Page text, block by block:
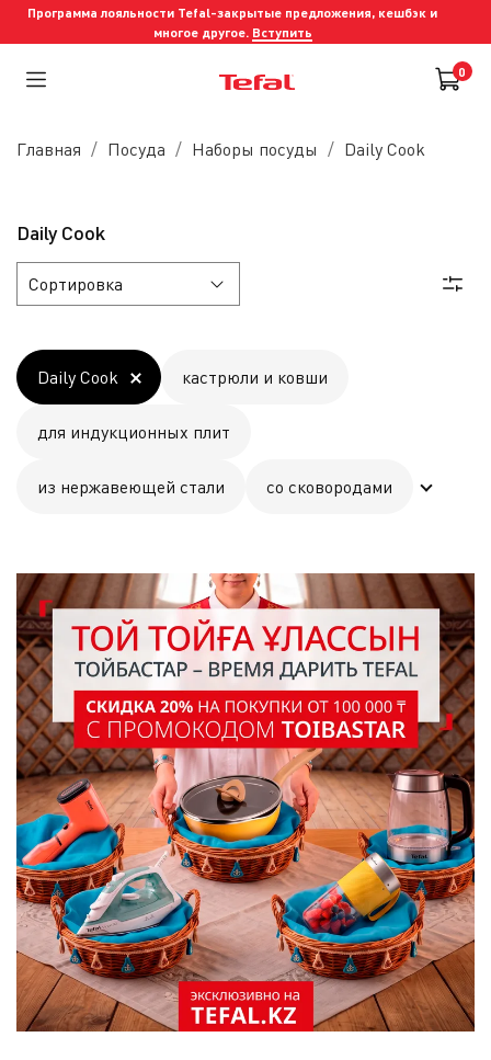
Программа лояльности Tefal-закрытые предложения, кешбэк и
многое другое. Вступить
0
Главная Посуда Наборы посуды Daily Cook
Daily Cook
Daily Cook кастрюли и ковши
для индукционных плит
из нержавеющей стали со сковородами